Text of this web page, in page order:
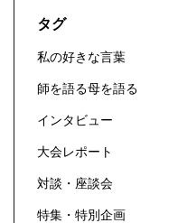
タグ
私の好きな言葉
師を語る母を語る
インタビュー
大会レポート
対談・座談会
特集・特別企画